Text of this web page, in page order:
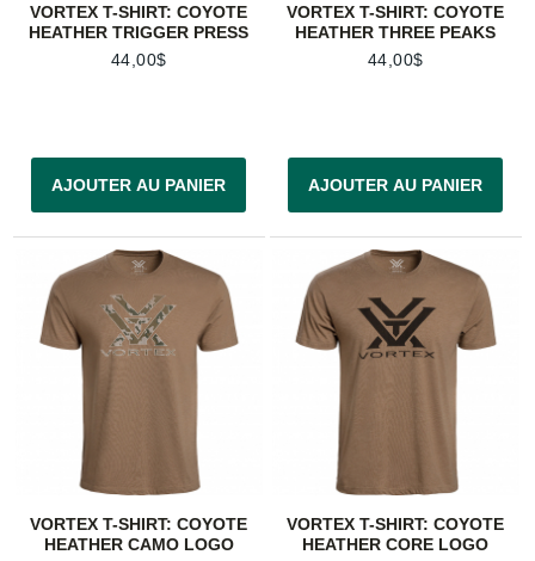
VORTEX T-SHIRT: COYOTE
HEATHER TRIGGER PRESS
44,00$
AJOUTER AU PANIER
VORTEX T-SHIRT: COYOTE
HEATHER THREE PEAKS
44,00$
AJOUTER AU PANIER
VORTEX T-SHIRT: COYOTE
HEATHER CAMO LOGO
VORTEX T-SHIRT: COYOTE
HEATHER CORE LOGO